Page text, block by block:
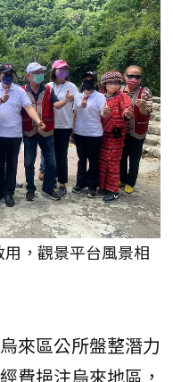
，觀景平台風景相
來區公所盤整潛力
費挹注烏來地區，